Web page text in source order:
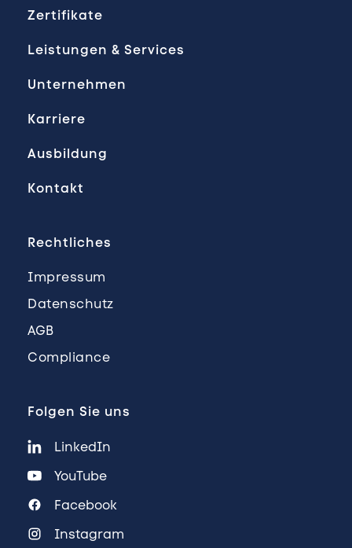
Zertifikate
Leistungen & Services
Unternehmen
Karriere
Ausbildung
Kontakt
Rechtliches
Impressum
Datenschutz
AGB
Compliance
Folgen Sie uns
LinkedIn
YouTube
Facebook
Instagram